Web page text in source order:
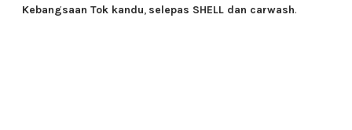
Kebangsaan Tok kandu, selepas SHELL dan carwash.